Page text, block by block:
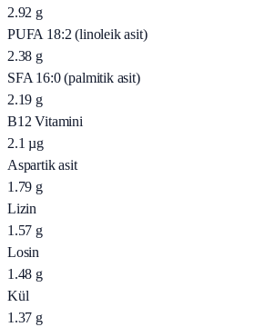
2.92 g
PUFA 18:2 (linoleik asit)
2.38 g
SFA 16:0 (palmitik asit)
2.19 g
B12 Vitamini
2.1 µg
Aspartik asit
1.79 g
Lizin
1.57 g
Losin
1.48 g
Kül
1.37 g